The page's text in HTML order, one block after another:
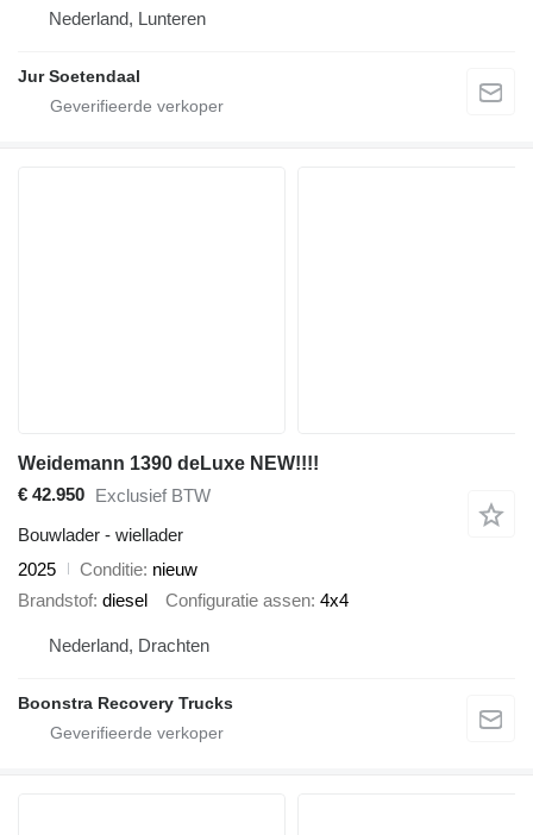
Nederland, Lunteren
Jur Soetendaal
Weidemann 1390 deLuxe NEW!!!!
€ 42.950
Exclusief BTW
Bouwlader - wiellader
2025
Conditie nieuw
Brandstof diesel Configuratie assen 4x4
Nederland, Drachten
Boonstra Recovery Trucks